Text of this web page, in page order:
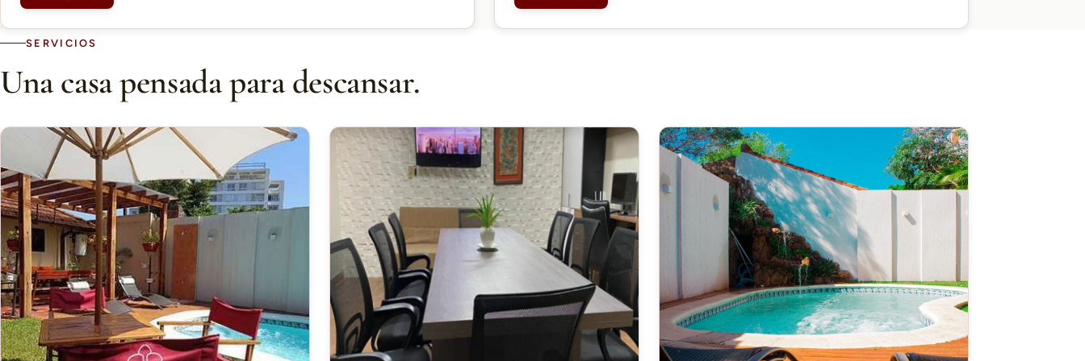
SERVICIOS
Una casa pensada para descansar.